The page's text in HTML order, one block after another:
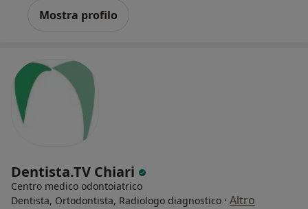
Mostra profilo
Dentista.TV Chiari
Centro medico odontoiatrico
Dentista, Ortodontista, Radiologo diagnostico · Altro